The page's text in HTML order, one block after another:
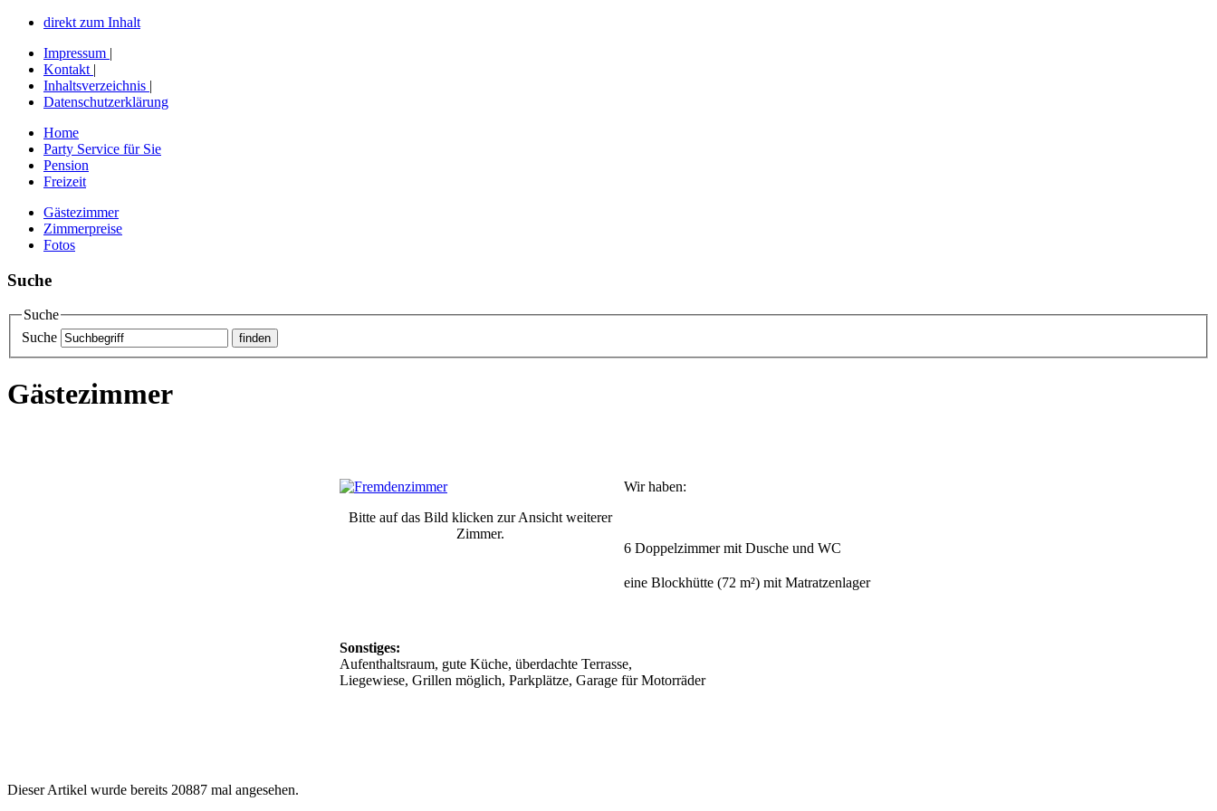
direkt zum Inhalt
Impressum |
Kontakt |
Inhaltsverzeichnis |
Datenschutzerklärung
Home
Party Service für Sie
Pension
Freizeit
Gästezimmer
Zimmerpreise
Fotos
Suche
Suche
Suche
Gästezimmer
Bitte auf das Bild klicken zur Ansicht weiterer
Zimmer.
Wir haben:
6 Doppelzimmer mit Dusche und WC
eine Blockhütte (72 m²) mit Matratzenlager
Sonstiges:
Aufenthaltsraum, gute Küche, überdachte Terrasse,
Liegewiese, Grillen möglich, Parkplätze, Garage für Motorräder
Dieser Artikel wurde bereits 20887 mal angesehen.